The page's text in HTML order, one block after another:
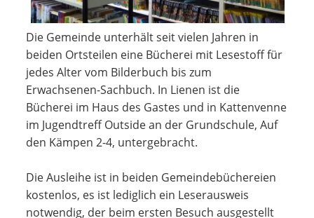
Die Gemeinde unterhält seit vielen Jahren in
beiden Ortsteilen eine Bücherei mit Lesestoff für
jedes Alter vom Bilderbuch bis zum
Erwachsenen-Sachbuch. In Lienen ist die
Bücherei im Haus des Gastes und in Kattenvenne
im Jugendtreff Outside an der Grundschule, Auf
den Kämpen 2-4, untergebracht.
Die Ausleihe ist in beiden Gemeindebüchereien
kostenlos, es ist lediglich ein Leserausweis
notwendig, der beim ersten Besuch ausgestellt